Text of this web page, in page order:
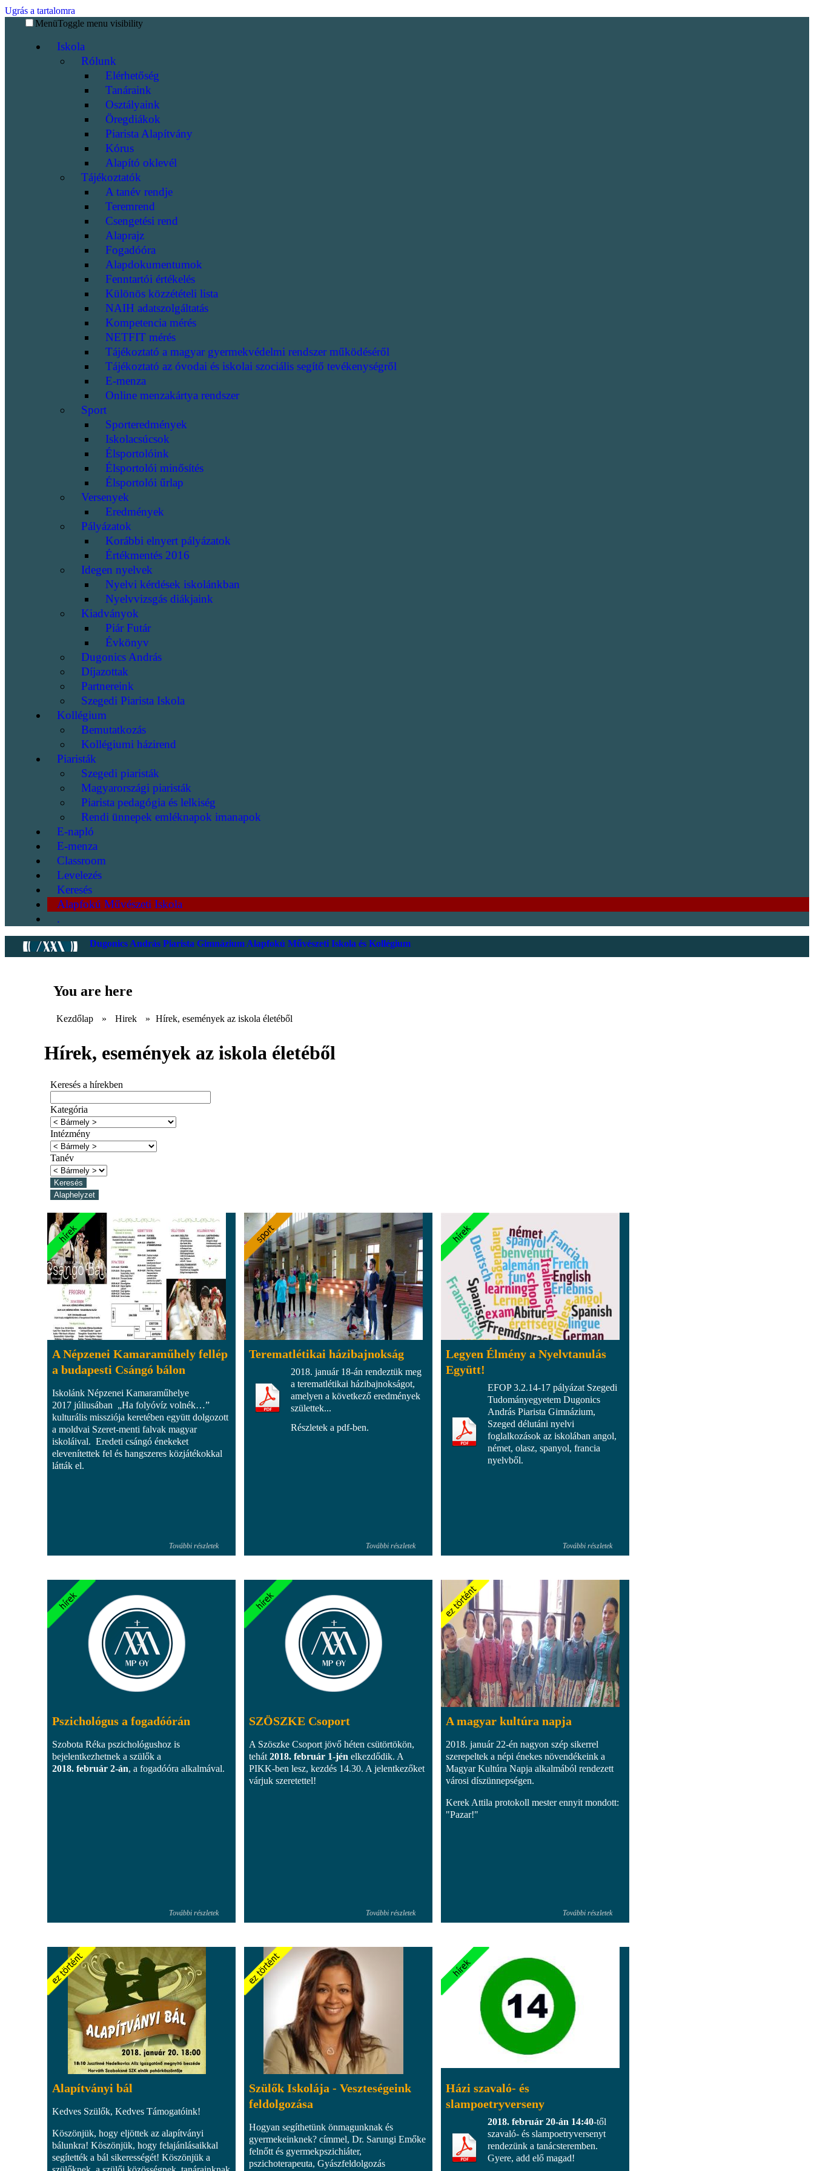
Ugrás a tartalomra
MenüToggle menu visibility
Iskola
Rólunk
Elérhetőség
Tanáraink
Osztályaink
Öregdiákok
Piarista Alapítvány
Kórus
Alapító oklevél
Tájékoztatók
A tanév rendje
Teremrend
Csengetési rend
Alaprajz
Fogadóóra
Alapdokumentumok
Fenntartói értékelés
Különös közzétételi lista
NAIH adatszolgáltatás
Kompetencia mérés
NETFIT mérés
Tájékoztató a magyar gyermekvédelmi rendszer működéséről
Tájékoztató az óvodai és iskolai szociális segítő tevékenységről
E-menza
Online menzakártya rendszer
Sport
Sporteredmények
Iskolacsúcsok
Élsportolóink
Élsportolói minősítés
Élsportolói űrlap
Versenyek
Eredmények
Pályázatok
Korábbi elnyert pályázatok
Értékmentés 2016
Idegen nyelvek
Nyelvi kérdések iskolánkban
Nyelvvizsgás diákjaink
Kiadványok
Piár Futár
Évkönyv
Dugonics András
Díjazottak
Partnereink
Szegedi Piarista Iskola
Kollégium
Bemutatkozás
Kollégiumi házirend
Piaristák
Szegedi piaristák
Magyarországi piaristák
Piarista pedagógia és lelkiség
Rendi ünnepek emléknapok imanapok
E-napló
E-menza
Classroom
Levelezés
Keresés
Alapfokú Művészeti Iskola
.
Dugonics András Piarista Gimnázium Alapfokú Művészeti Iskola és Kollégium
You are here
Kezdőlap » Hirek » Hírek, események az iskola életéből
Hírek, események az iskola életéből
Keresés a hírekben
Kategória
Intézmény
Tanév
A Népzenei Kamaraműhely fellép
a budapesti Csángó bálon
Iskolánk Népzenei Kamaraműhelye
2017 júliusában „Ha folyóvíz volnék…”
kulturális missziója keretében együtt dolgozott
a moldvai Szeret-menti falvak magyar
iskoláival. Eredeti csángó énekeket
elevenítettek fel és hangszeres közjátékokkal
látták el.
További részletek
Terematlétikai házibajnokság
2018. január 18-án rendeztük meg
a terematlétikai házibajnokságot,
amelyen a következő eredmények
születtek...
Részletek a pdf-ben.
További részletek
Legyen Élmény a Nyelvtanulás
Együtt!
EFOP 3.2.14-17 pályázat Szegedi
Tudományegyetem Dugonics
András Piarista Gimnázium,
Szeged délutáni nyelvi
foglalkozások az iskolában angol,
német, olasz, spanyol, francia
nyelvből.
További részletek
Pszichológus a fogadóórán
Szobota Réka pszichológushoz is
bejelentkezhetnek a szülők a
2018. február 2-án, a fogadóóra alkalmával.
További részletek
SZÖSZKE Csoport
A Szöszke Csoport jövő héten csütörtökön,
tehát 2018. február 1-jén elkezdődik. A
PIKK-ben lesz, kezdés 14.30. A jelentkezőket
várjuk szeretettel!
További részletek
A magyar kultúra napja
2018. január 22-én nagyon szép sikerrel
szerepeltek a népi énekes növendékeink a
Magyar Kultúra Napja alkalmából rendezett
városi díszünnepségen.
Kerek Attila protokoll mester ennyit mondott:
"Pazar!"
További részletek
Alapítványi bál
Kedves Szülők, Kedves Támogatóink!
Köszönjük, hogy eljöttek az alapítványi
bálunkra! Köszönjük, hogy felajánlásaikkal
segítették a bál sikerességét! Köszönjük a
Szülők Iskolája - Veszteségeink
feldolgozása
Hogyan segíthetünk önmagunknak és
gyermekeinknek? címmel, Dr. Sarungi Emőke
felnőtt és gyermekpszichiáter,
pszichoterapeuta, Gyászfeldolgozás
Házi szavaló- és
slampoetryverseny
2018. február 20-án 14:40-től
szavaló- és slampoetryversenyt
rendezünk a tanácsteremben.
Gyere, add elő magad!